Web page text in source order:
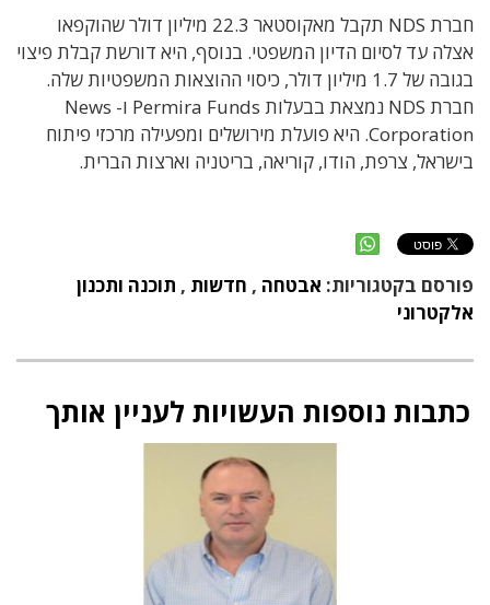
חברת NDS תקבל מאקוסטאר 22.3 מיליון דולר שהוקפאו
אצלה עד לסיום הדיון המשפטי. בנוסף, היא דורשת קבלת פיצוי
בגובה של 1.7 מיליון דולר, כיסוי ההוצאות המשפטיות שלה.
חברת NDS נמצאת בבעלות Permira Funds ו- News
Corporation. היא פועלת מירושלים ומפעילה מרכזי פיתוח
בישראל, צרפת, הודו, קוריאה, בריטניה וארצות הברית.
פורסם בקטגוריות: אבטחה , חדשות , תוכנה ותכנון
אלקטרוני
כתבות נוספות העשויות לעניין אותך